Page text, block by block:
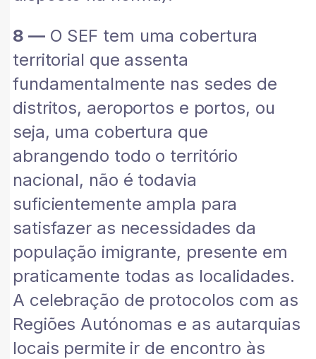
8 —O SEF tem uma cobertura
territorial que assenta
fundamentalmente nas sedes de
distritos, aeroportos e portos, ou
seja, uma cobertura que
abrangendo todo o território
nacional, não é todavia
suficientemente ampla para
satisfazer as necessidades da
população imigrante, presente em
praticamente todas as localidades.
A celebração de protocolos com as
Regiões Autónomas e as autarquias
locais permite ir de encontro às